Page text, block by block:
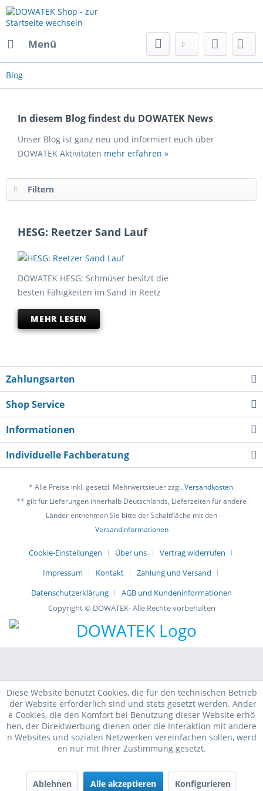
Menü
Blog
In diesem Blog findest du DOWATEK News
Unser Blog ist ganz neu und informiert euch über
DOWATEK Aktivitäten mehr erfahren »
Filtern
HESG: Reetzer Sand Lauf
DOWATEK HESG: Schmüser besitzt die
besten Fähigkeiten im Sand in Reetz
MEHR LESEN
Zahlungsarten
Shop Service
Informationen
Individuelle Fachberatung
* Alle Preise inkl. gesetzl. Mehrwertsteuer zzgl.Versandkosten.
** gilt für Lieferungen innerhalb Deutschlands, Lieferzeiten für andere
Länder entnehmen Sie bitte der Schaltfläche mit den
Versandinformationen
Cookie-Einstellungen Über uns
Vertrag widerrufen
Impressum
Kontakt
Zahlung und Versand
Datenschutzerklärung
AGB und Kundeninformationen
Copyright © DOWATEK- Alle Rechte vorbehalten
Diese Website benutzt Cookies, die für den technischen Betrieb
der Website erforderlich sind und stets gesetzt werden. Ander
e Cookies, die den Komfort bei Benutzung dieser Website erhö
hen, der Direktwerbung dienen oder die Interaktion mit andere
n Websites und sozialen Netzwerken vereinfachen sollen, werd
en nur mit Ihrer Zustimmung gesetzt.
Ablehnen Alle akzeptieren Konfigurieren